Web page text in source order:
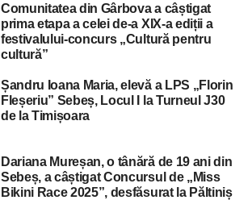
Comunitatea din Gârbova a câștigat
prima etapa a celei de-a XIX-a ediții a
festivalului-concurs „Cultură pentru
cultură”
Șandru Ioana Maria, elevă a LPS „Florin
Fleșeriu” Sebeș, Locul I la Turneul J30
de la Timișoara
Dariana Mureșan, o tânără de 19 ani din
Sebeș, a câștigat Concursul de „Miss
Bikini Race 2025”, desfăsurat la Păltiniș